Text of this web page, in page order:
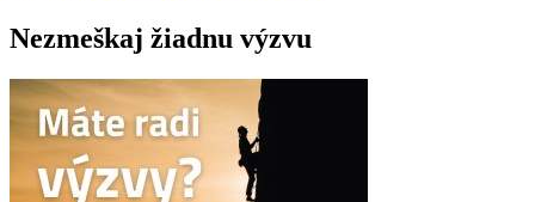
Nezmeškaj žiadnu výzvu